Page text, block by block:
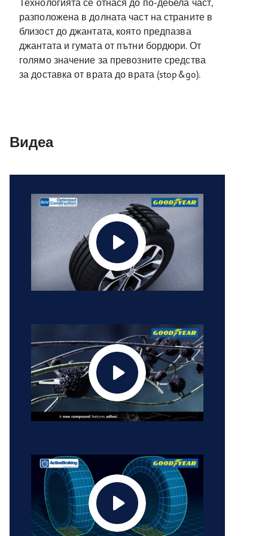
Технологията се отнася до по-дебела част,
разположена в долната част на страните в
близост до джантата, която предпазва
джантата и гумата от пътни бордюри. От
голямо значение за превозните средства
за доставка от врата до врата (stop&go).
Видеа